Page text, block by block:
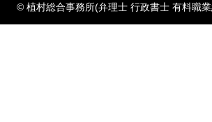
© 植村総合事務所(弁理士 行政書士 有料職